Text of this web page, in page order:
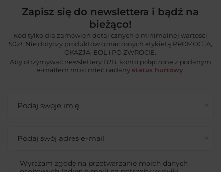
Zapisz się do newslettera i bądź na
bieżąco!
Kod tylko dla zamówień detalicznych o minimalnej wartości
50zł. Nie dotyczy produktów oznaczonych etykietą PROMOCJA,
OKAZJA, EOL i PO ZWROCIE.
Aby otrzymywać newslettery B2B, konto połączone z podanym
e-mailem musi mieć nadany status hurtowy.
Podaj swoje imię
Podaj swój adres e-mail
Wyrażam zgodę na przetwarzanie moich danych